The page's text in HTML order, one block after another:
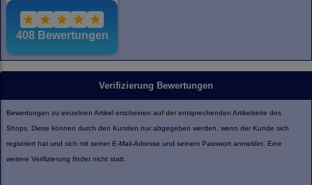
Verifizierung Bewertungen
Bewertungen zu einzelnen Artikel erscheinen auf der entsprechenden Artikelseite des
Shops. Diese können durch den Kunden nur abgegeben werden, wenn der Kunde sich
registriert hat und sich mit seiner E-Mail-Adresse und seinem Passwort anmeldet. Eine
weitere Verifizierung findet nicht statt.